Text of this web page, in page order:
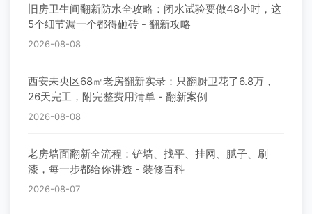
旧房卫生间翻新防水全攻略：闭水试验要做48小时，这
5个细节漏一个都得砸砖 - 翻新攻略
2026-08-08
西安未央区68㎡老房翻新实录：只翻厨卫花了6.8万，
26天完工，附完整费用清单 - 翻新案例
2026-08-08
老房墙面翻新全流程：铲墙、找平、挂网、腻子、刷
漆，每一步都给你讲透 - 装修百科
2026-08-07